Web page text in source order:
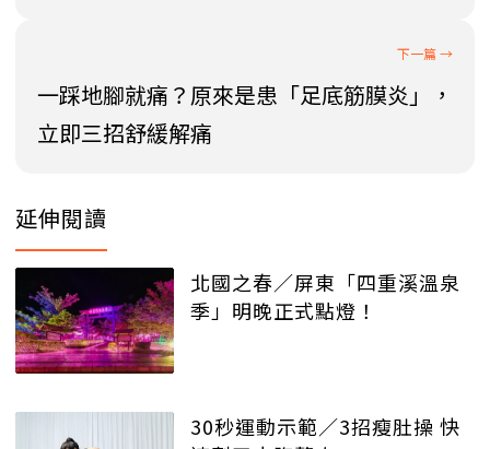
一踩地腳就痛？原來是患「足底筋膜炎」，
立即三招舒緩解痛
延伸閱讀
北國之春／屏東「四重溪溫泉
季」明晚正式點燈！
30秒運動示範／3招瘦肚操 快